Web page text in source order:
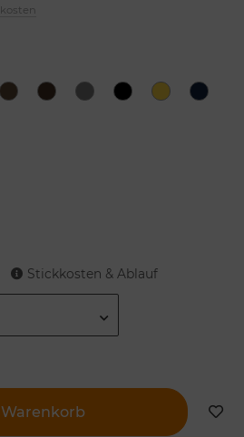
Stickkosten & Ablauf